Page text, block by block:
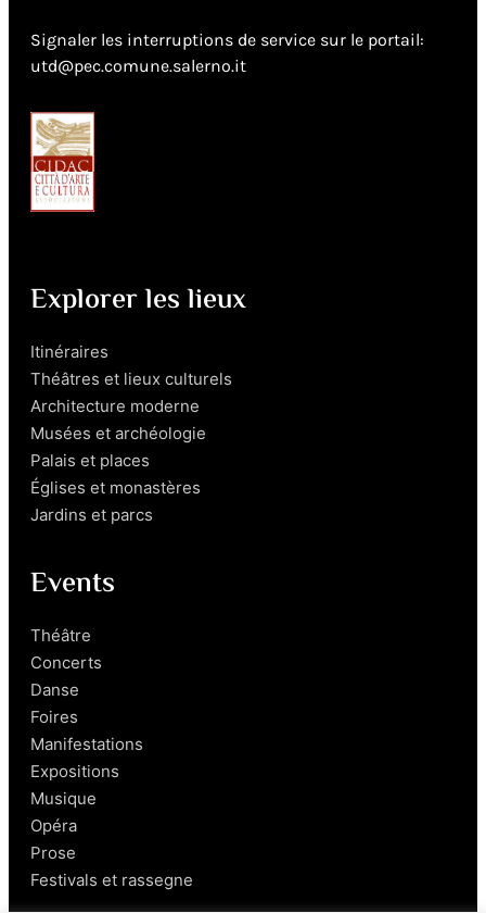
Signaler les interruptions de service sur le portail:
utd@pec.comune.salerno.it
Explorer les lieux
Itinéraires
Théâtres et lieux culturels
Architecture moderne
Musées et archéologie
Palais et places
Églises et monastères
Jardins et parcs
Events
Théâtre
Concerts
Danse
Foires
Manifestations
Expositions
Musique
Opéra
Prose
Festivals et rassegne